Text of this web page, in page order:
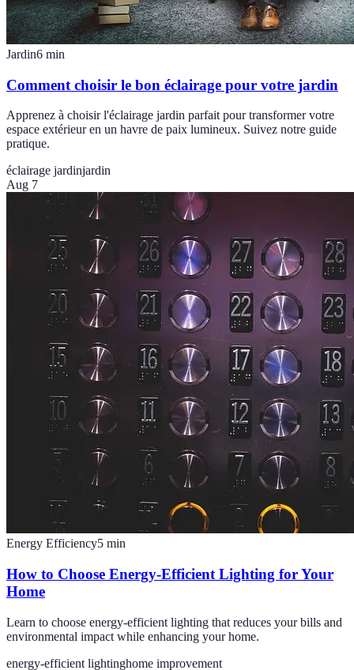
Jardin6 min
Comment choisir le bon éclairage pour votre jardin
Apprenez à choisir l'éclairage jardin parfait pour transformer votre
espace extérieur en un havre de paix lumineux. Suivez notre guide
pratique.
éclairage jardinjardin
Aug 7
Energy Efficiency5 min
How to Choose Energy-Efficient Lighting for Your
Home
Learn to choose energy-efficient lighting that reduces your bills and
environmental impact while enhancing your home.
energy-efficient lightinghome improvement